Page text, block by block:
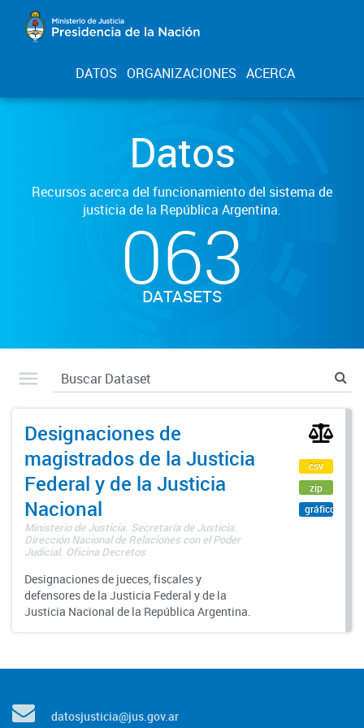
DATOS ORGANIZACIONES ACERCA
Datos
Recursos acerca del funcionamiento del sistema de
justicia de la República Argentina.
063
DATASETS
Designaciones de
magistrados de la Justicia
Federal y de la Justicia
Nacional
Ministerio de Justicia. Secretaría de Justicia.
Dirección Nacional de Relaciones con el Poder
Judicial. Oficina Decretos
Designaciones de jueces, fiscales y
defensores de la Justicia Federal y de la
Justicia Nacional de la República Argentina.
csv
zip
gráfico
datosjusticia@jus.gov.ar